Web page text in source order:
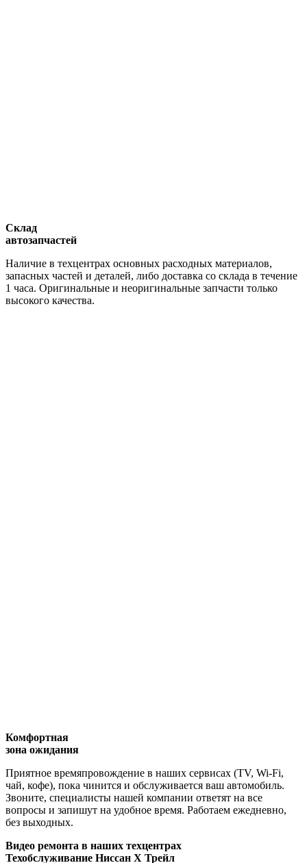
Склад
автозапчастей
Наличие в техцентрах основных расходных материалов,
запасных частей и деталей, либо доставка со склада в течение
1 часа. Оригинальные и неоригинальные запчасти только
высокого качества.
Комфортная
зона ожидания
Приятное времяпровождение в наших сервисах (TV, Wi-Fi,
чай, кофе), пока чинится и обслуживается ваш автомобиль.
Звоните, специалисты нашей компании ответят на все
вопросы и запишут на удобное время. Работаем ежедневно,
без выходных.
Видео ремонта в наших техцентрах
Техобслуживание Ниссан Х Трейл